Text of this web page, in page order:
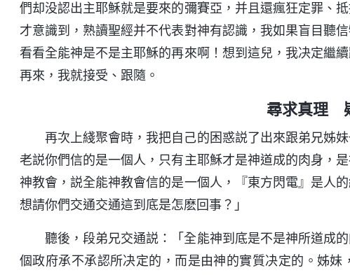
們却没認出主耶穌就是要來的彌賽亞，并且還瘋狂定罪、
才意識到，熟讀聖經并不代表對神有認識，我如果盲目聽
看看全能神是不是主耶穌的再來啊！想到這兒，我决定繼
再來，我就接受、跟隨。
尋求真理
再次上綫聚會時，我把自己的困惑説了出來跟弟兄姊
老説你們信的是一個人，只有主耶穌才是神道成的肉身，
神教會，説全能神教會信的是一個人，『東方閃電』是人
想請你們交通交通這到底是怎麽回事？」
聽後，段弟兄交通説：「全能神到底是不是神所道成
個政府承不承認所决定的，而是由神的實質决定的。姊